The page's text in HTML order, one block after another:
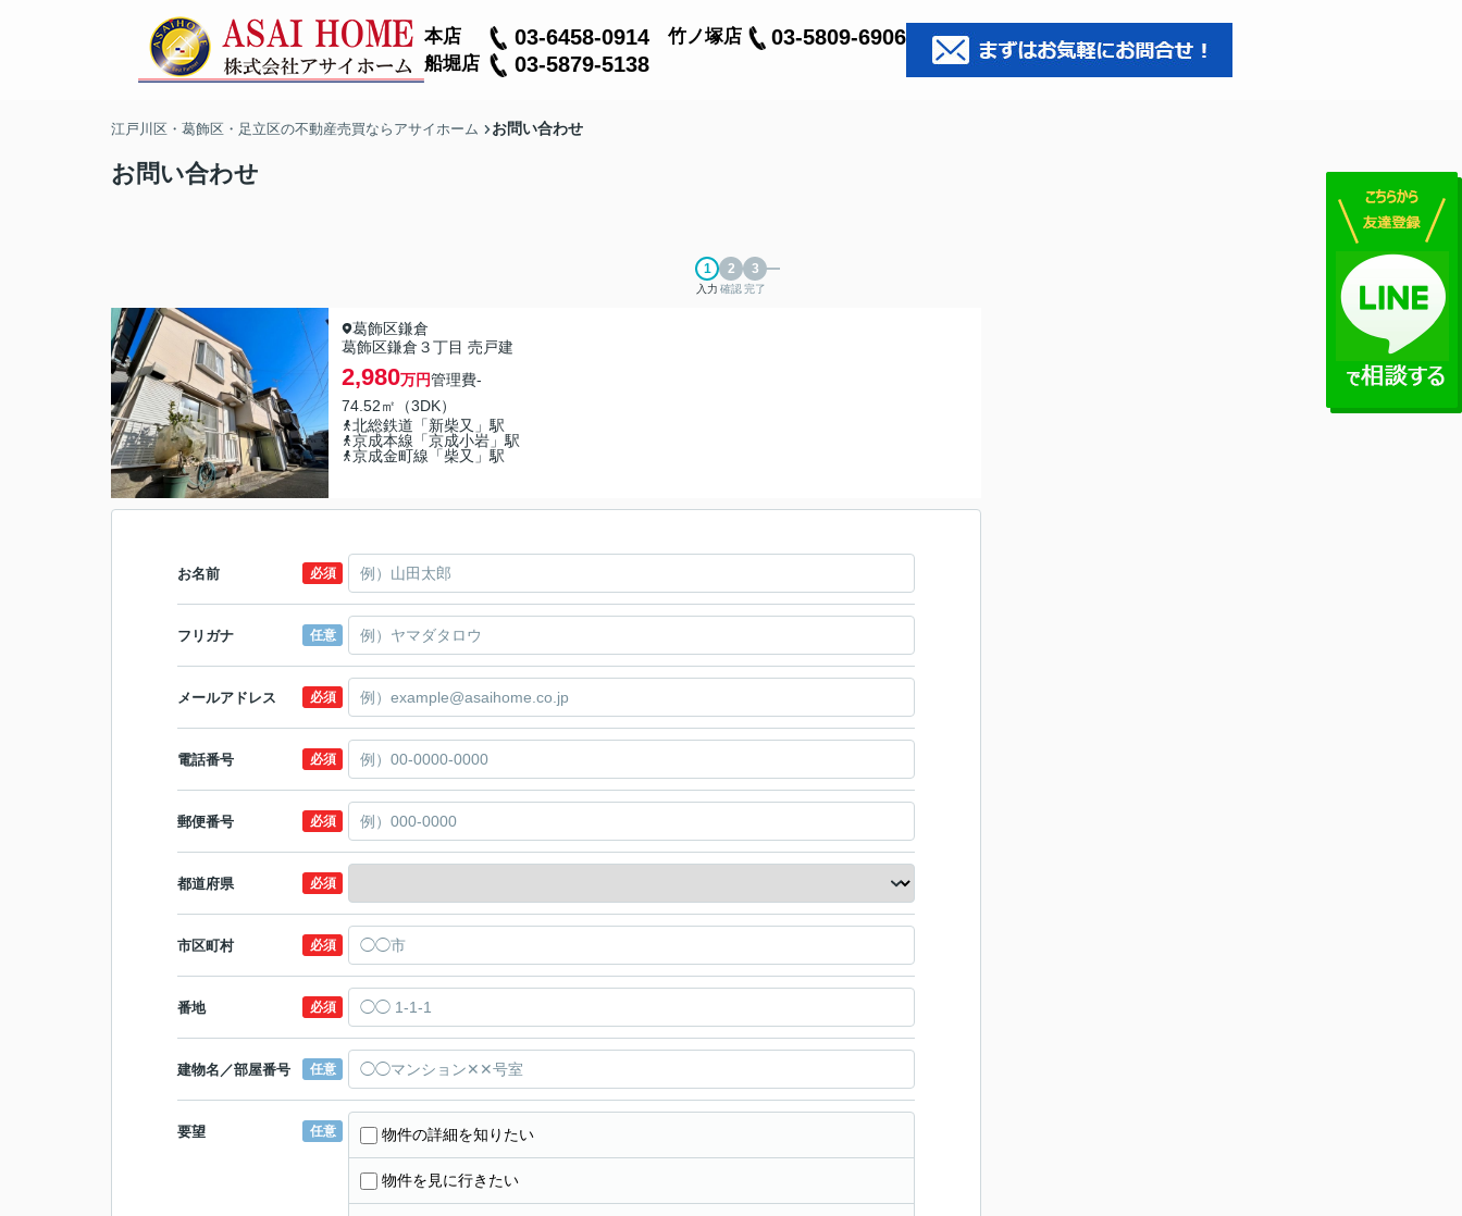
本店 03-6458-0914 竹ノ塚店 03-5809-6906
船堀店 03-5879-5138
江戸川区・葛飾区・足立区の不動産売買ならアサイホーム お問い合わせ
お問い合わせ
入力 確認完了
葛飾区鎌倉
葛飾区鎌倉３丁目 売戸建
2,980万円管理費-
74.52㎡（3DK）
北総鉄道「新柴又」駅
京成本線「京成小岩」駅
京成金町線「柴又」駅
お名前 必須
フリガナ 任意
メールアドレス 必須
電話番号 必須
郵便番号 必須
都道府県 必須
市区町村 必須
番地 必須
建物名／部屋番号 任意
要望 任意 物件の詳細を知りたい
物件を見に行きたい